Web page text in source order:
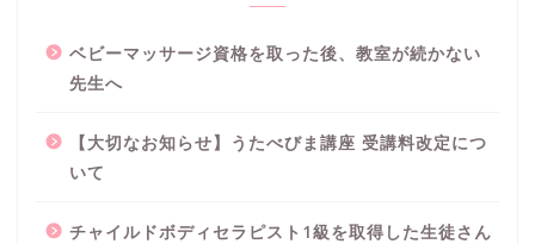
ベビーマッサージ資格を取った後、教室が続かない
先生へ
【大切なお知らせ】うたべびま講座 受講料改定につ
いて
チャイルドボディセラピスト1級を取得した生徒さん